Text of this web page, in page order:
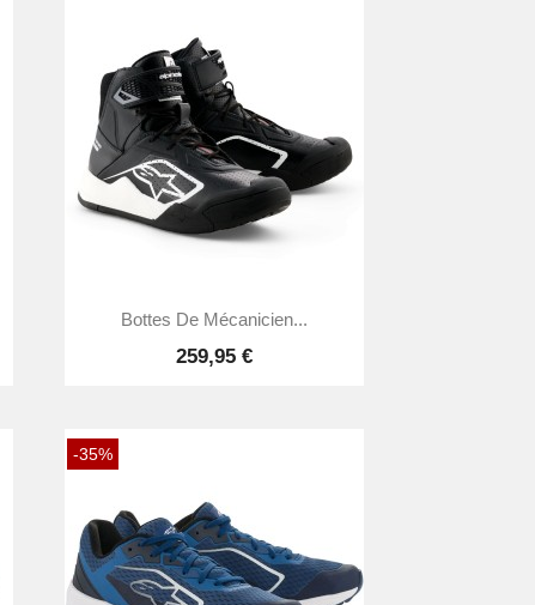
Aperçu rapide
Bottes De Mécanicien...
259,95 €
-35%